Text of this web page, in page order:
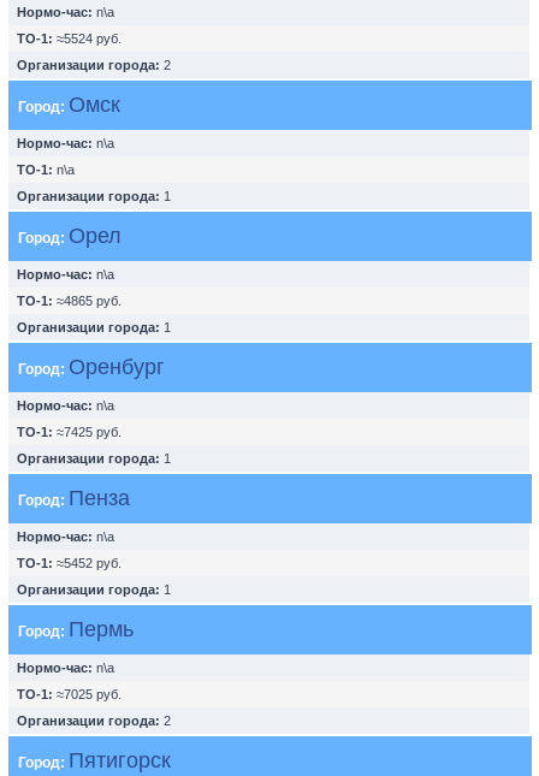
Нормо-час: n\a
ТО-1: ≈5524 руб.
Организации города: 2
Город: Омск
Нормо-час: n\a
ТО-1: n\a
Организации города: 1
Город: Орел
Нормо-час: n\a
ТО-1: ≈4865 руб.
Организации города: 1
Город: Оренбург
Нормо-час: n\a
ТО-1: ≈7425 руб.
Организации города: 1
Город: Пенза
Нормо-час: n\a
ТО-1: ≈5452 руб.
Организации города: 1
Город: Пермь
Нормо-час: n\a
ТО-1: ≈7025 руб.
Организации города: 2
Город: Пятигорск